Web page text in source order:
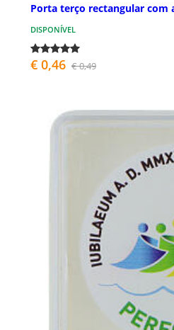
Porta terço rectangular com
DISPONÍVEL
€ 0,46 € 0,49